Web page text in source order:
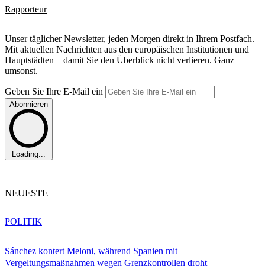
Rapporteur
Unser täglicher Newsletter, jeden Morgen direkt in Ihrem Postfach.
Mit aktuellen Nachrichten aus den europäischen Institutionen und
Hauptstädten – damit Sie den Überblick nicht verlieren. Ganz
umsonst.
Geben Sie Ihre E-Mail ein
Abonnieren
Loading...
NEUESTE
Sánchez kontert Meloni, während Spanien mit
Vergeltungsmaßnahmen wegen Grenzkontrollen droht
POLITIK